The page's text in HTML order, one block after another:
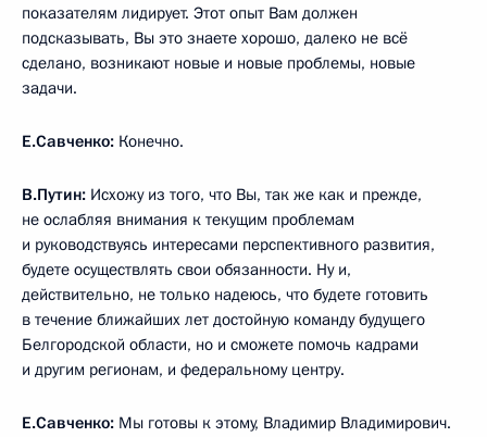
показателям лидирует. Этот опыт Вам должен
подсказывать, Вы это знаете хорошо, далеко не всё
сделано, возникают новые и новые проблемы, новые
задачи.
Е.Савченко: Конечно.
В.Путин: Исхожу из того, что Вы, так же как и прежде,
не ослабляя внимания к текущим проблемам
и руководствуясь интересами перспективного развития,
будете осуществлять свои обязанности. Ну и,
действительно, не только надеюсь, что будете готовить
в течение ближайших лет достойную команду будущего
Белгородской области, но и сможете помочь кадрами
и другим регионам, и федеральному центру.
Е.Савченко: Мы готовы к этому, Владимир Владимирович.